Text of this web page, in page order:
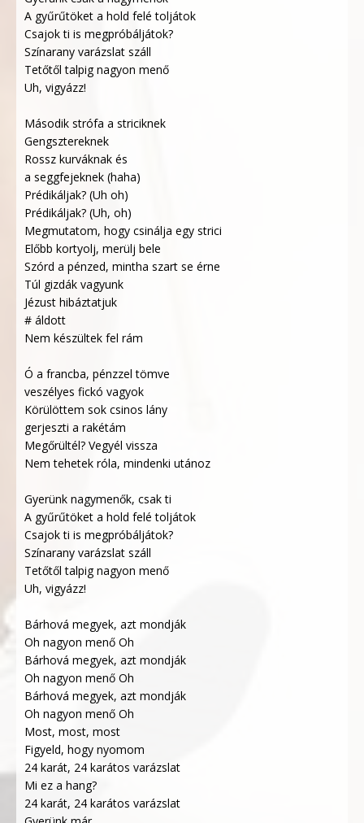
A gyűrűtöket a hold felé toljátok
Csajok ti is megpróbáljátok?
Színarany varázslat száll
Tetőtől talpig nagyon menő
Uh, vigyázz!
Második strófa a striciknek
Gengsztereknek
Rossz kurváknak és
a seggfejeknek (haha)
Prédikáljak? (Uh oh)
Prédikáljak? (Uh, oh)
Megmutatom, hogy csinálja egy strici
Előbb kortyolj, merülj bele
Szórd a pénzed, mintha szart se érne
Túl gizdák vagyunk
Jézust hibáztatjuk
# áldott
Nem készültek fel rám
Ó a francba, pénzzel tömve
veszélyes fickó vagyok
Körülöttem sok csinos lány
gerjeszti a rakétám
Megőrültél? Vegyél vissza
Nem tehetek róla, mindenki utánoz
Gyerünk nagymenők, csak ti
A gyűrűtöket a hold felé toljátok
Csajok ti is megpróbáljátok?
Színarany varázslat száll
Tetőtől talpig nagyon menő
Uh, vigyázz!
Bárhová megyek, azt mondják
Oh nagyon menő Oh
Bárhová megyek, azt mondják
Oh nagyon menő Oh
Bárhová megyek, azt mondják
Oh nagyon menő Oh
Most, most, most
Figyeld, hogy nyomom
24 karát, 24 karátos varázslat
Mi ez a hang?
24 karát, 24 karátos varázslat